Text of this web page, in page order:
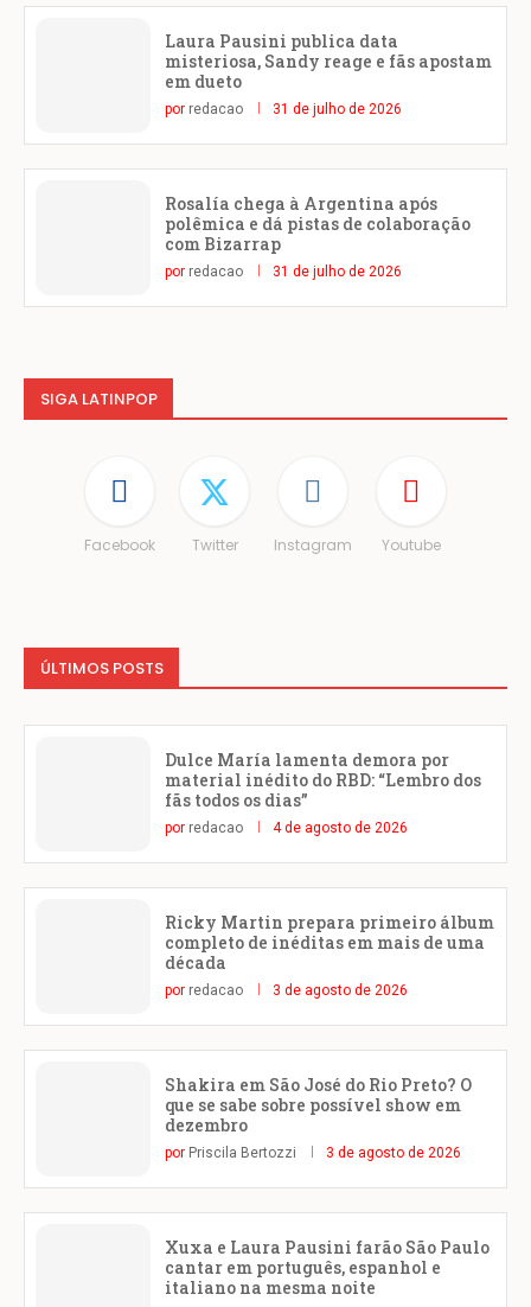
Laura Pausini publica data
misteriosa, Sandy reage e fãs apostam
em dueto
por redacao 31 de julho de 2026
Rosalía chega à Argentina após
polêmica e dá pistas de colaboração
com Bizarrap
por redacao 31 de julho de 2026
SIGA LATINPOP
Facebook Twitter Instagram Youtube
ÚLTIMOS POSTS
Dulce María lamenta demora por
material inédito do RBD: “Lembro dos
fãs todos os dias”
por redacao 4 de agosto de 2026
Ricky Martin prepara primeiro álbum
completo de inéditas em mais de uma
década
por redacao 3 de agosto de 2026
Shakira em São José do Rio Preto? O
que se sabe sobre possível show em
dezembro
por Priscila Bertozzi 3 de agosto de 2026
Xuxa e Laura Pausini farão São Paulo
cantar em português, espanhol e
italiano na mesma noite